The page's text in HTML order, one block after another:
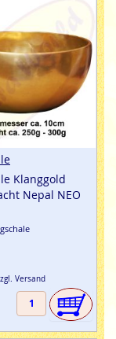
Klanggold
Nepal NEO
Versand